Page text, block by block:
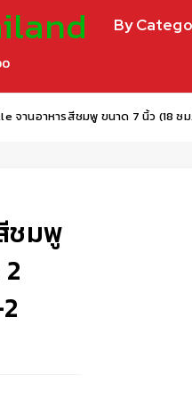
By
จานอาหารสีชมพู ขนาด 7 นิ้ว (18
ชมพู